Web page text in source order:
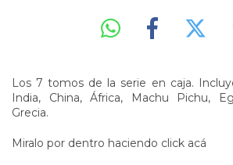
Los 7 tomos de la serie en caja.
India, China, África, Machu Pichu,
Grecia.
Miralo por dentro haciendo click acá